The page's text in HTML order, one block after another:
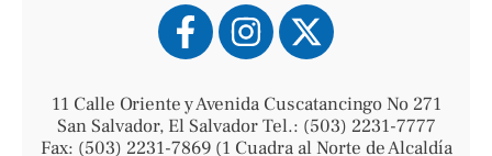
11 Calle Oriente y Avenida Cuscatancingo No 271
San Salvador, El Salvador Tel.: (503) 2231-7777
Fax: (503) 2231-7869 (1 Cuadra al Norte de Alcaldía